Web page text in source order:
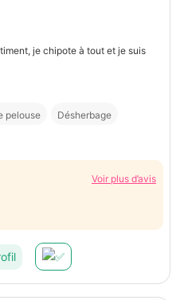
je chipote à tout et je suis
pelouse Désherbage
Voir plus d’avis